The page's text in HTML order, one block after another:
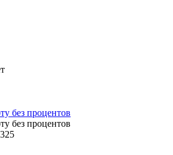
без процентов
без процентов